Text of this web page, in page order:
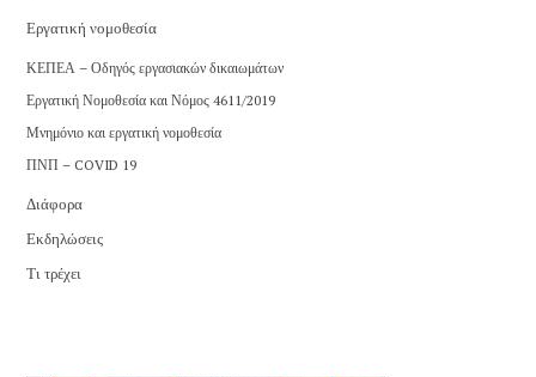
Εργατική νομοθεσία
ΚΕΠΕΑ – Οδηγός εργασιακών δικαιωμάτων
Εργατική Νομοθεσία και Νόμος 4611/2019
Μνημόνιο και εργατική νομοθεσία
ΠΝΠ – COVID 19
Διάφορα
Εκδηλώσεις
Τι τρέχει